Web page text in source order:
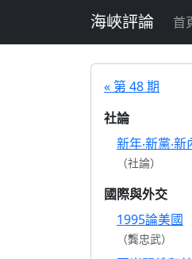
海峽評論 首
« 第 48 期
社論
新年‧新黨‧新
（社論）
國際與外交
1995論美國
（龔忠武）